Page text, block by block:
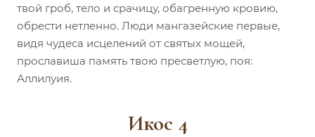
твой гроб, тело и срачицу, обагренную кровию,
обрести нетленно. Люди мангазейские первые,
видя чудеса исцелений от святых мощей,
прославиша память твою пресветлую, поя:
Аллилуия.
Икос 4